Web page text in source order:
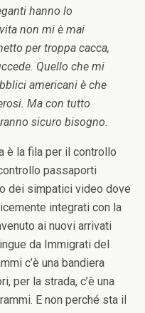
hanno lo
non mi è mai
per troppa cacca,
Quello che mi
americani è che
Ma con tutto
sicuro bisogno.
è la fila per il controllo
passaporti
dei simpatici video dove
integrati con la
ai nuovi arrivati
da Immigrati del
c’è una bandiera
per la strada, c’è una
E non perché sta il